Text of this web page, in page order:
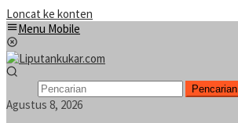
Loncat ke konten
Menu Mobile
Pencarian
Agustus 8, 2026